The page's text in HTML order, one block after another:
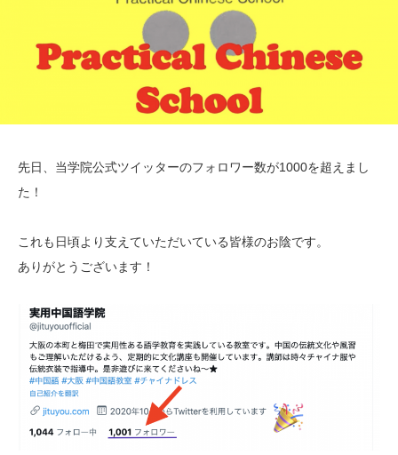
先日、当学院公式ツイッターのフォロワー数が1000を超えまし
た！
これも日頃より支えていただいている皆様のお陰です。
ありがとうございます！